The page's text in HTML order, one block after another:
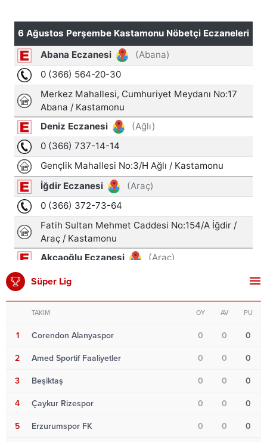
Süper Lig
TAKIM OY AV PU
1 Corendon Alanyaspor 0 0 0
2 Amed Sportif Faaliyetler 0 0 0
3 Beşiktaş 0 0 0
4 Çaykur Rizespor 0 0 0
5 Erzurumspor FK 0 0 0